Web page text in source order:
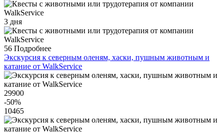
3 дня
56 Подробнее
Экскурсия к северным оленям, хаски, пушным животным и
катание от WalkService
29900
-50%
10465